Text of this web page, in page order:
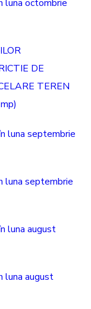
luna octombrie
DE
TEREN
luna septembrie
luna septembrie
luna august
luna august